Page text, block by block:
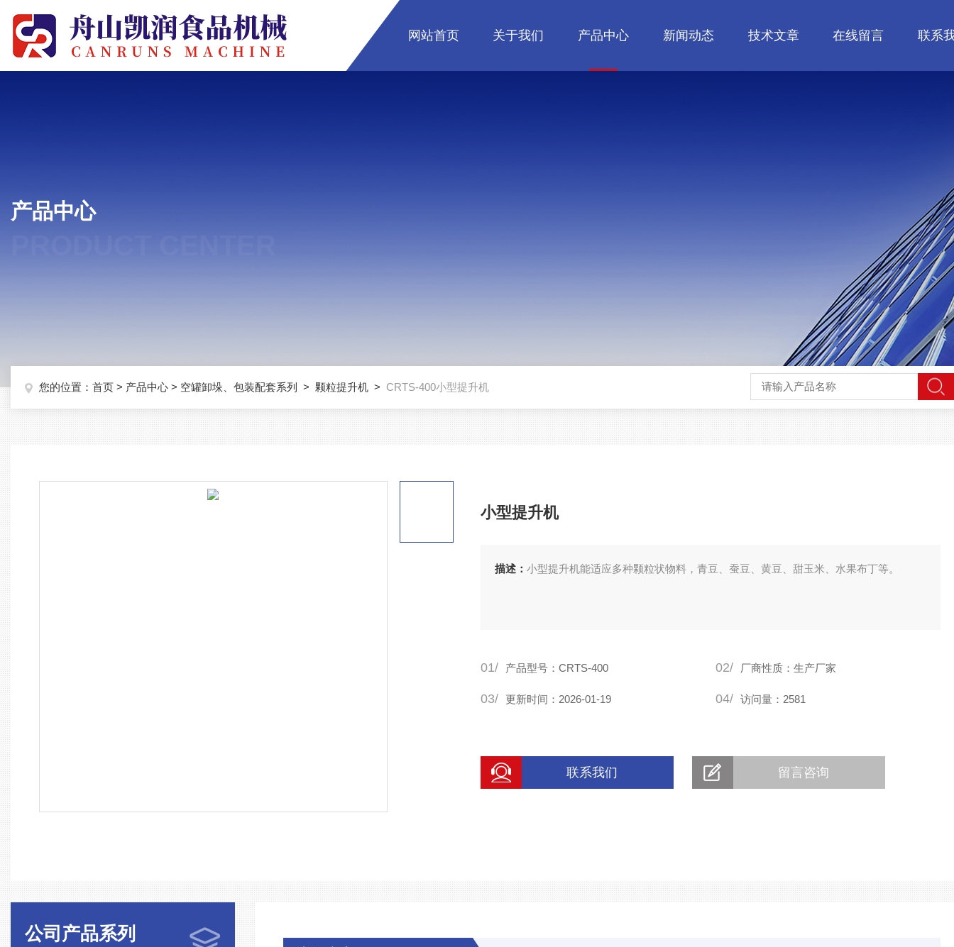
网站首页 关于我们 产品中心 新闻动态 技术文章 在线留言 联系
产品中心
您的位置： 首页 > 产品中心 > 空罐卸垛、包装配套系列 > 颗粒提升机 > CRTS-400小型提升机
小型提升机
描述：小型提升机能适应多种颗粒状物料，青豆、蚕豆、黄豆、甜玉米、水果布丁等。
01/ 产品型号：CRTS-400 02/ 厂商性质：生产厂家
03/ 更新时间：2026-01-19 04/ 访问量：2581
联系我们 留言咨询
公司产品系列